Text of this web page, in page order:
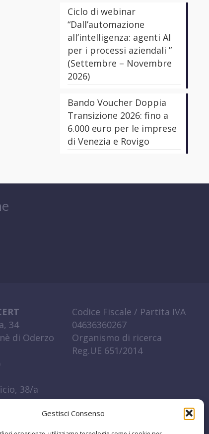
Gestisci Consenso
Ciclo di webinar
“Dall’automazione
all’intelligenza: agenti AI
per i processi aziendali ”
(Settembre – Novembre
2026)
Bando Voucher Doppia
Transizione 2026: fino a
6.000 euro per le imprese
di Venezia e Rovigo
34
di Oderzo
38/a
Codice Fiscale / Partita IVA
04636360267
Organismo di ricerca
Reg.UE 651/2014